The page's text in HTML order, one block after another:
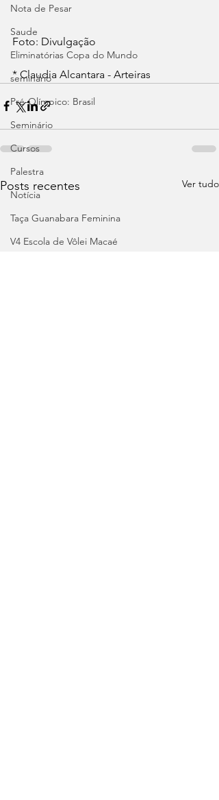
Nota de Pesar
Saude
Eliminatórias Copa do Mundo
seminário
Pré-Olímpico: Brasil
Seminário
Cursos
Palestra
Notícia
Taça Guanabara Feminina
V4 Escola de Vôlei Macaé
Foto: Divulgação
* Claudia Alcantara - Arteiras
Posts recentes Ver tudo